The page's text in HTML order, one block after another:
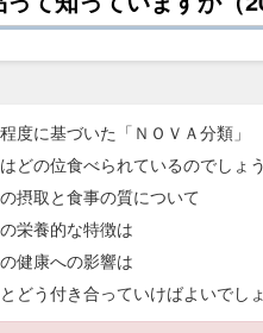
度に基づいた「ＮＯＶＡ分類」
どの位食べられているのでしょう
摂取と食事の質について
栄養的な特徴は
健康への影響は
どう付き合っていけばよいでし